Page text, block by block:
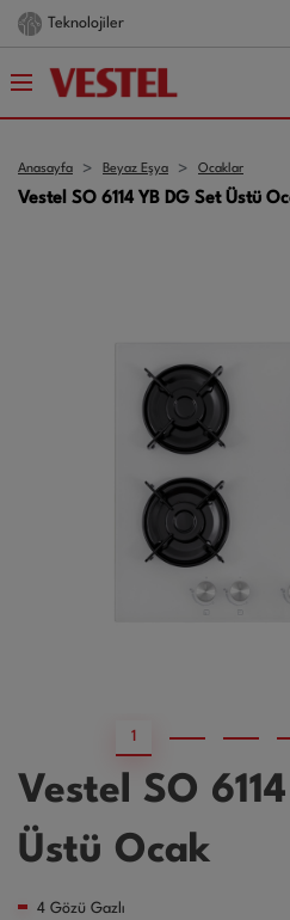
Teknolojiler
Anasayfa Beyaz Eşya Ocaklar
Vestel SO 6114 YB DG Set Üstü
1
Vestel SO
Üstü Ocak
4 Gözü Gazlı